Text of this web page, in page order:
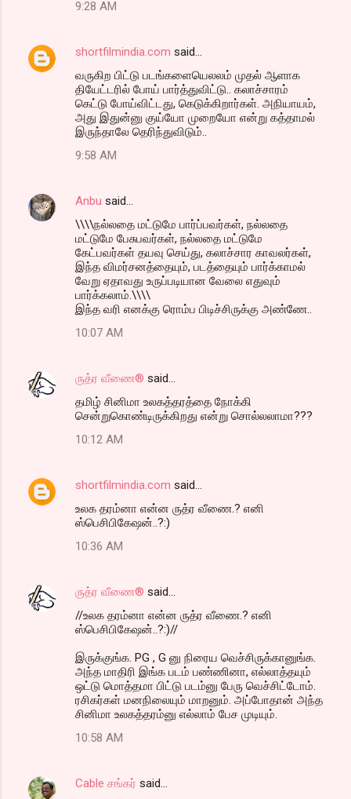
9:28 AM
shortfilmindia.com said…
வருகிற பிட்டு படங்களையெலலம் முதல் ஆளாக
தியேட்டரில் போய் பார்த்துவிட்டு.. கலாச்சாரம்
கெட்டு போய்விட்டது, கெடுக்கிறார்கள். அநியாயம்,
அது இதுன்னு குய்யோ முறையோ என்று கத்தாமல்
இருந்தாலே தெரிந்துவிடும்..
9:58 AM
Anbu said…
\\\\நல்லதை மட்டுமே பார்ப்பவர்கள், நல்லதை
மட்டுமே பேசுபவர்கள், நல்லதை மட்டுமே
கேட்பவர்கள் தயவு செய்து, கலாச்சார காவலர்கள்,
இந்த விமர்சனத்தையும், படத்தையும் பார்க்காமல்
வேறு ஏதாவது உருப்படியான வேலை எதுவும்
பார்க்கலாம்.\\\\
இந்த வரி எனக்கு ரொம்ப பிடிச்சிருக்கு அண்ணே..
10:07 AM
ருத்ர வீணை® said…
தமிழ் சினிமா உலகத்தரத்தை நோக்கி
சென்றுகொண்டிருக்கிறது என்று சொல்லலாமா???
10:12 AM
shortfilmindia.com said…
உலக தரம்னா என்ன ருத்ர வீணை.? எனி
ஸ்பெசிபிகேஷன்..?:)
10:36 AM
ருத்ர வீணை® said…
//உலக தரம்னா என்ன ருத்ர வீணை.? எனி
ஸ்பெசிபிகேஷன்..?:)//
இருக்குங்க. PG , G னு நிரைய வெச்சிருக்கானுங்க.
அந்த மாதிரி இங்க படம் பண்ணினா, எல்லாத்தயும்
ஒட்டு மொத்தமா பிட்டு படம்னு பேரு வெச்சிட்டோம்.
ரசிகர்கள் மனநிலையும் மாறனும். அப்போதான் அந்த
சினிமா உலகத்தரம்னு எல்லாம் பேச முடியும்.
10:58 AM
Cable சங்கர் said…